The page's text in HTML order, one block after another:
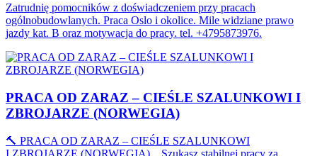
Zatrudnię pomocników z doświadczeniem przy pracach
ogólnobudowlanych. Praca Oslo i okolice. Mile widziane prawo
jazdy kat. B oraz motywacja do pracy. tel. +4795873976.
PRACA OD ZARAZ – CIEŚLE SZALUNKOWI I
ZBROJARZE (NORWEGIA)
🔨 PRACA OD ZARAZ – CIEŚLE SZALUNKOWI
I ZBROJARZE (NORWEGIA) Szukasz stabilnej pracy za